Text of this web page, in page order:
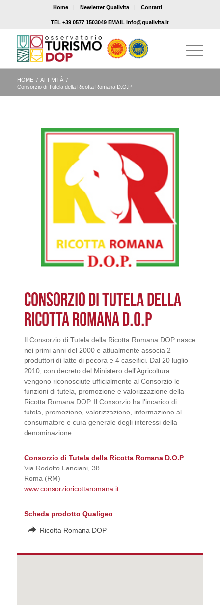
Home Newletter Qualivita Contatti
TEL +39 0577 1503049 EMAIL info@qualivita.it
HOME / ATTIVITÀ /
Consorzio di Tutela della Ricotta Romana D.O.P
CONSORZIO DI TUTELA DELLA
RICOTTA ROMANA D.O.P
Il Consorzio di Tutela della Ricotta Romana DOP nasce
nei primi anni del 2000 e attualmente associa 2
produttori di latte di pecora e 4 caseifici. Dal 20 luglio
2010, con decreto del Ministero dell'Agricoltura
vengono riconosciute ufficialmente al Consorzio le
funzioni di tutela, promozione e valorizzazione della
Ricotta Romana DOP. Il Consorzio ha l’incarico di
tutela, promozione, valorizzazione, informazione al
consumatore e cura generale degli interessi della
denominazione.
Consorzio di Tutela della Ricotta Romana D.O.P
Via Rodolfo Lanciani, 38
Roma (RM)
www.consorzioricottaromana.it
Scheda prodotto Qualigeo
Ricotta Romana DOP